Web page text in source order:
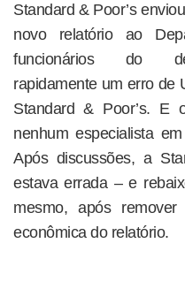
Standard & Poor’s
novo relatório ao
funcionários do
rapidamente um erro de
Standard & Poor’s. E
nenhum especialista
Após discussões, a
estava errada – e
mesmo, após
econômica do relatório.